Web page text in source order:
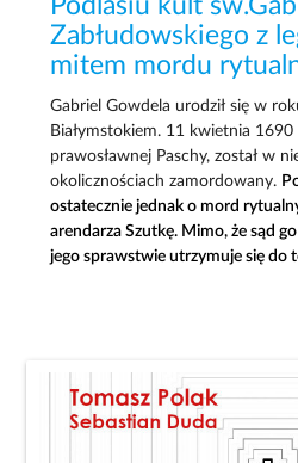
Podlasiu kult
Zabłudowskiego z
mitem mordu
Gabriel Gowdela urodził się w
Białymstokiem. 11 kwietnia
prawosławnej Paschy, został w
okolicznościach zamordowany.
ostatecznie jednak o mord
arendarza Szutkę. Mimo, że sąd
jego sprawstwie utrzymuje się do